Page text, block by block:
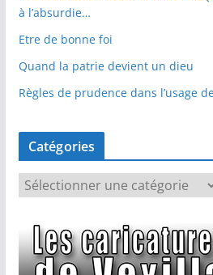
à l’absurdie…
Etre de bonne foi
Quand la patrie devient un dieu
Règles de prudence dans l’usage de
Catégories
é
g